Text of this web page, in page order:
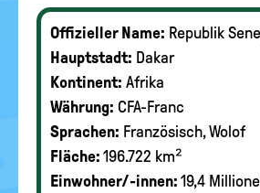
Offizieller Name: Republik
Hauptstadt: Dakar
Kontinent: Afrika
Währung: CFA-Franc
Sprachen: Französisch, Wolof
Fläche: 196.722 km²
Einwohner/-innen: 19,4